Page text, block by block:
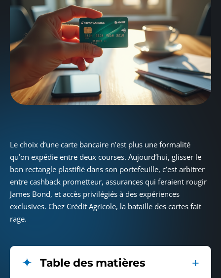
Le choix d’une carte bancaire n’est plus une formalité
qu’on expédie entre deux courses. Aujourd’hui, glisser le
bon rectangle plastifié dans son portefeuille, c’est arbitrer
entre cashback prometteur, assurances qui feraient rougir
James Bond, et accès privilégiés à des expériences
exclusives. Chez Crédit Agricole, la bataille des cartes fait
rage.
Table des matières